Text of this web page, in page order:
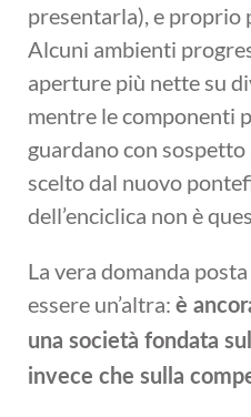
presentarla), e proprio
Alcuni ambienti
aperture più nette su
mentre le componenti
guardano con
scelto dal nuovo
dell’enciclica non è
La vera domanda
essere un’altra:è
una società fondata
invece che sulla